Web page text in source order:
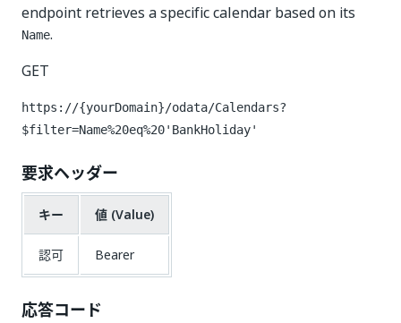
endpoint retrieves a specific calendar based on its
Name.
GET
https://{yourDomain}/odata/Calendars?
$filter=Name%20eq%20'BankHoliday'
要求ヘッダー
キー 値 (Value)
認可 Bearer
応答コード